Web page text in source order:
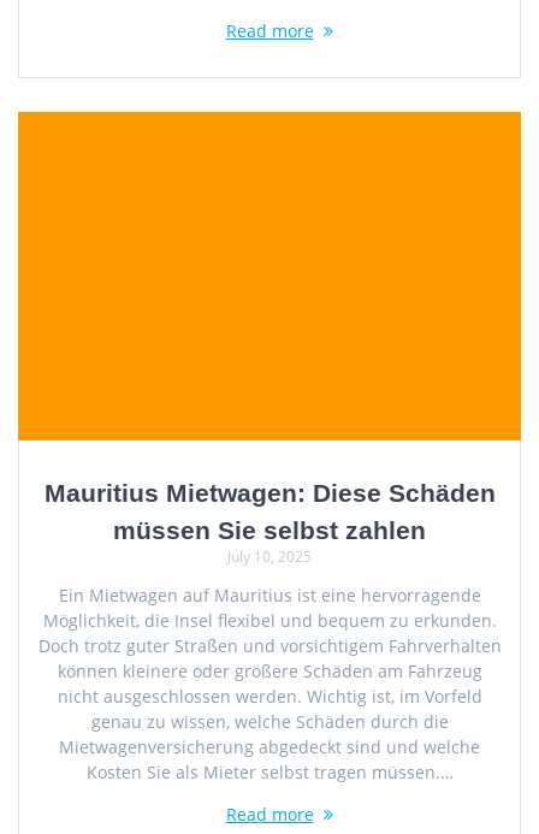
Read more
Mauritius Mietwagen: Diese Schäden
müssen Sie selbst zahlen
July 10, 2025
Ein Mietwagen auf Mauritius ist eine hervorragende
Möglichkeit, die Insel flexibel und bequem zu erkunden.
Doch trotz guter Straßen und vorsichtigem Fahrverhalten
können kleinere oder größere Schäden am Fahrzeug
nicht ausgeschlossen werden. Wichtig ist, im Vorfeld
genau zu wissen, welche Schäden durch die
Mietwagenversicherung abgedeckt sind und welche
Kosten Sie als Mieter selbst tragen müssen.…
Read more